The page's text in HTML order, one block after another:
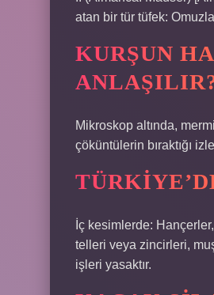
atan bir tür tüfek:
KURŞUN
Mikroskop altında,
çöküntülerin bıraktığı
İç kesimlerde:
telleri veya zincirleri,
işleri yasaktır.